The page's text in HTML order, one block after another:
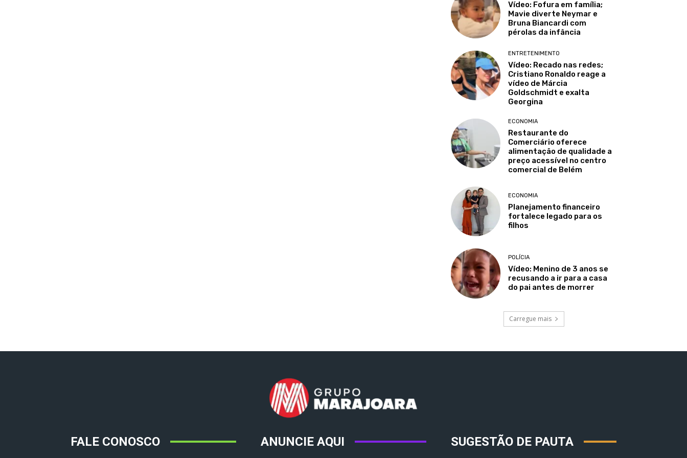
Vídeo: Fofura em família;
Mavie diverte Neymar e
Bruna Biancardi com
pérolas da infância
ENTRETENIMENTO
Vídeo: Recado nas redes;
Cristiano Ronaldo reage a
vídeo de Márcia
Goldschmidt e exalta
Georgina
ECONOMIA
Restaurante do
Comerciário oferece
alimentação de qualidade a
preço acessível no centro
comercial de Belém
ECONOMIA
Planejamento financeiro
fortalece legado para os
filhos
POLÍCIA
Vídeo: Menino de 3 anos se
recusando a ir para a casa
do pai antes de morrer
Carregue mais
FALE CONOSCO ANUNCIE AQUI SUGESTÃO DE PAUTA